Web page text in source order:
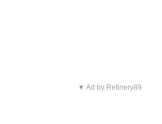
▼ Ad by Refinery89